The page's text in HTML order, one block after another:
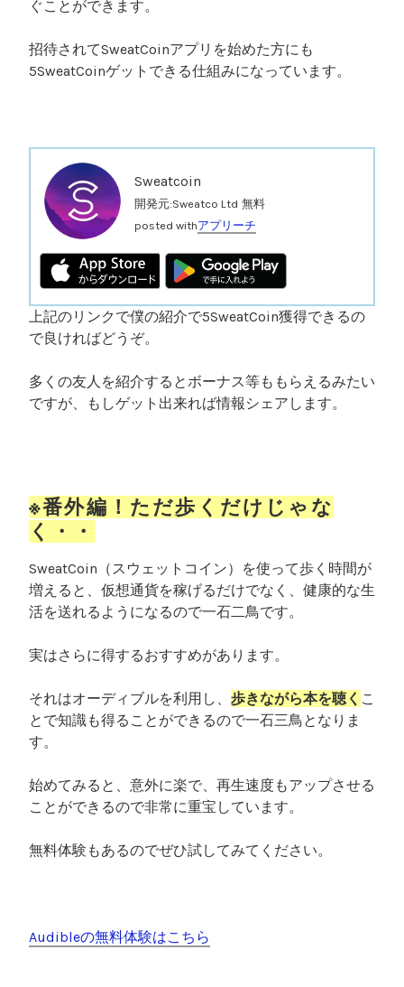
ぐことができます。
招待されてSweatCoinアプリを始めた方にも
5SweatCoinゲットできる仕組みになっています。
Sweatcoin
開発元:Sweatco Ltd 無料
posted withアプリーチ
上記のリンクで僕の紹介で5SweatCoin獲得できるの
で良ければどうぞ。
多くの友人を紹介するとボーナス等ももらえるみたい
ですが、もしゲット出来れば情報シェアします。
※番外編！ただ歩くだけじゃな
く・・
SweatCoin（スウェットコイン）を使って歩く時間が
増えると、仮想通貨を稼げるだけでなく、健康的な生
活を送れるようになるので一石二鳥です。
実はさらに得するおすすめがあります。
それはオーディブルを利用し、 歩きながら本を聴く こ
とで知識も得ることができるので一石三鳥となりま
す。
始めてみると、意外に楽で、再生速度もアップさせる
ことができるので非常に重宝しています。
無料体験もあるのでぜひ試してみてください。
Audibleの無料体験はこちら